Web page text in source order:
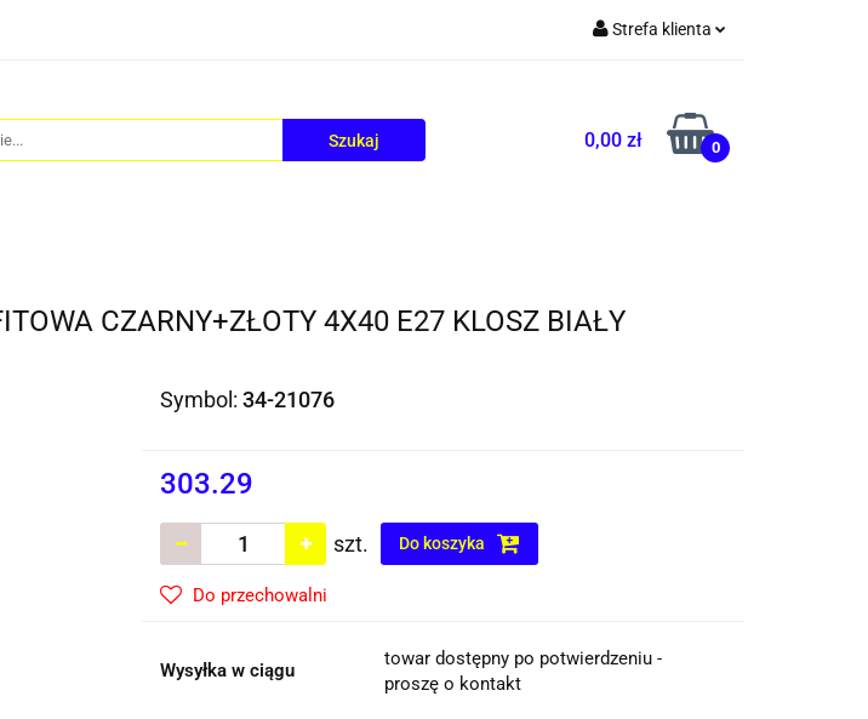
Strefa klienta
Zarejestruj się
Dodaj zgłoszenie
0,00 zł 0
CZARNY+ZŁOTY 4X40 E27 KLOSZ BIAŁY
Symbol:34-21076
303.29
szt. Do koszyka
Do przechowalni
Wysyłka w ciągu
towar dostępny po potwierdzeniu -
proszę o kontakt